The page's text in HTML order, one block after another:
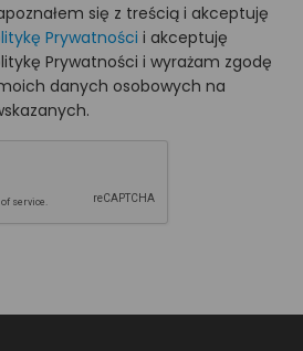
się z treścią i akceptuję
Prywatności i akceptuję
Prywatności i wyrażam zgodę
danych osobowych na